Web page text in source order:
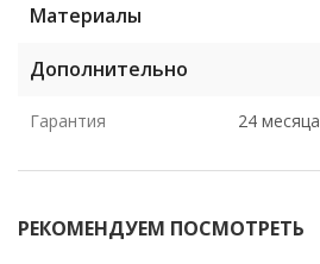
Материалы
Дополнительно
Гарантия 24 месяца
РЕКОМЕНДУЕМ ПОСМОТРЕТЬ